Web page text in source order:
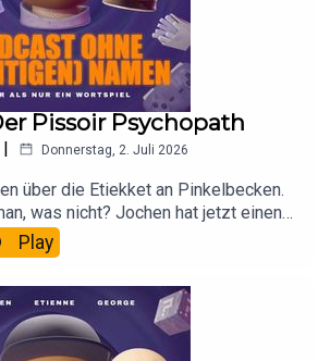
Pissoir Psychopath
| Donnerstag, 2. Juli 2026
über die Etiekket an Pinkelbecken.
was nicht? Jochen hat jetzt einen
im Garten und Eddi Stress an der
wieder.Werbung:Sparpotenzial finden
OHNENAMEN 3 holst du dir 3
Plus gratis unddeckst
sofort auf. 👉 Hier direkt
app.adjust.com/1nep264w
Play